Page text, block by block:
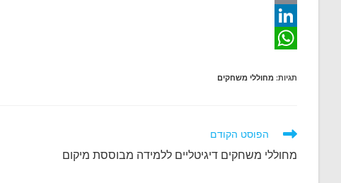
a
c
b
o
k
E
m
i
L
n
e
d
h
t
s
תגיות: מחוללי משחקים
לקרוא
מאמרים
נוספים
הפוסט הקודם
מחוללי משחקים דיגיטליים ללמידה מבוססת מיקום